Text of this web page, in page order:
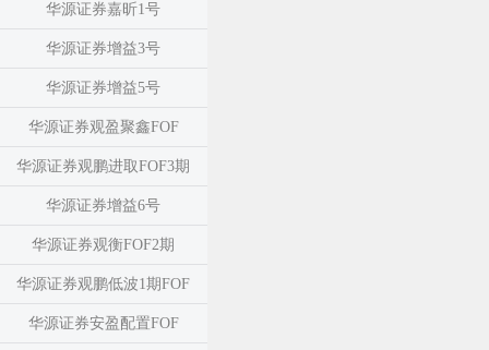
华源证券嘉昕1号
华源证券增益3号
华源证券增益5号
华源证券观盈聚鑫FOF
华源证券观鹏进取FOF3期
华源证券增益6号
华源证券观衡FOF2期
华源证券观鹏低波1期FOF
华源证券安盈配置FOF